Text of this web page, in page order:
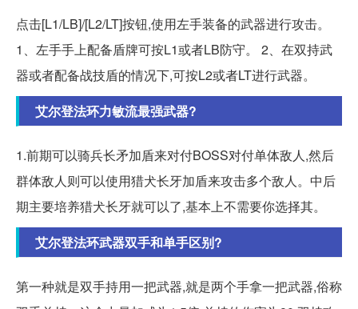
点击[L1/LB]/[L2/LT]按钮,使用左手装备的武器进行攻击。
1、左手手上配备盾牌可按L1或者LB防守。 2、在双持武
器或者配备战技盾的情况下,可按L2或者LT进行武器。
艾尔登法环力敏流最强武器?
1.前期可以骑兵长矛加盾来对付BOSS对付单体敌人,然后
群体敌人则可以使用猎犬长牙加盾来攻击多个敌人。中后
期主要培养猎犬长牙就可以了,基本上不需要你选择其。
艾尔登法环武器双手和单手区别?
第一种就是双手持用一把武器,就是两个手拿一把武器,俗称